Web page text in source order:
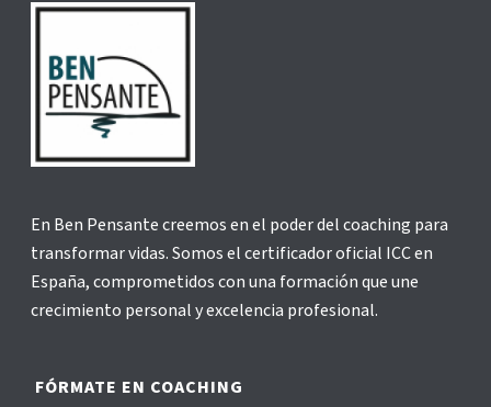
En Ben Pensante creemos en el poder del coaching para
transformar vidas. Somos el certificador oficial ICC en
España, comprometidos con una formación que une
crecimiento personal y excelencia profesional.
FÓRMATE EN COACHING